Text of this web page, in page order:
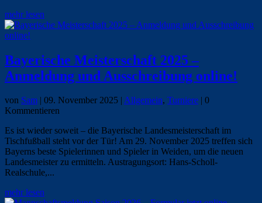
mehr lesen
Bayerische Meisterschaft 2025 –
Anmeldung und Ausschreibung online!
von Sam | 09. November 2025 | Allgemein, Turniere | 0
Kommentieren
Es ist wieder soweit – die Bayerische Landesmeisterschaft im
Tischfußball steht vor der Tür! Am 29. November 2025 treffen sich
Bayerns beste Spielerinnen und Spieler in Weiden, um die neuen
Landesmeister zu ermitteln. Austragungsort: Hans-Scholl-
Realschule,...
mehr lesen